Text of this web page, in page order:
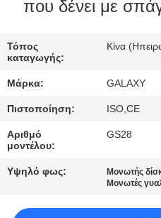
ΠΟΙΌΤΗΤΑΣ
ΜΑΣ
που δένει με
Τόπος
καταγωγής:
Κίνα
Μάρκα: GALAXY
Πιστοποίηση: ISO,CE
Αριθμό
μοντέλου:
GS28
Υψηλό φως: Μονωτής
Μονωτές